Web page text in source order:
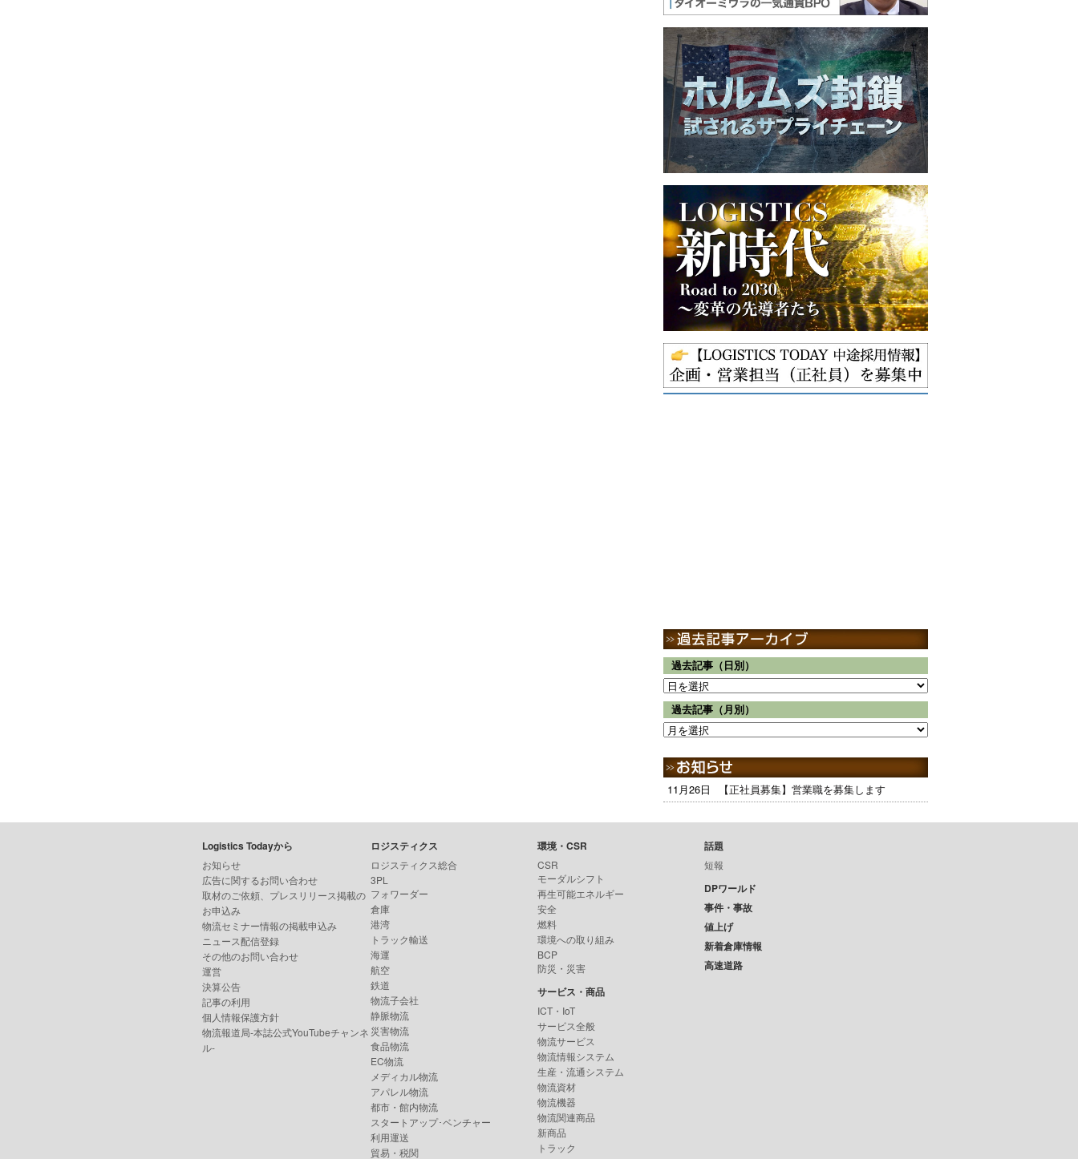
過去記事（日別）
過去記事（月別）
11月26日 【正社員募集】営業職を募集します
Logistics Todayから
お知らせ
広告に関するお問い合わせ
取材のご依頼、プレスリリース掲載の
お申込み
物流セミナー情報の掲載申込み
ニュース配信登録
その他のお問い合わせ
運営
決算公告
記事の利用
個人情報保護方針
物流報道局-本誌公式YouTubeチャンネ
ル-
ロジスティクス
ロジスティクス総合
3PL
フォワーダー
倉庫
港湾
トラック輸送
海運
航空
鉄道
物流子会社
静脈物流
災害物流
食品物流
EC物流
メディカル物流
アパレル物流
都市・館内物流
スタートアップ･ベンチャー
利用運送
貿易・税関
環境・CSR
CSR
モーダルシフト
再生可能エネルギー
安全
燃料
環境への取り組み
BCP
防災・災害
サービス・商品
ICT・IoT
サービス全般
物流サービス
物流情報システム
生産・流通システム
物流資材
物流機器
物流関連商品
新商品
トラック
話題
短報
DPワールド
事件・事故
値上げ
新着倉庫情報
高速道路